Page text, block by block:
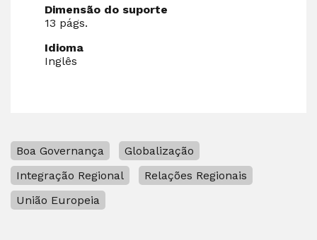
Dimensão do suporte
13 págs.
Idioma
Inglês
Boa Governança
Globalização
Integração Regional
Relações Regionais
União Europeia